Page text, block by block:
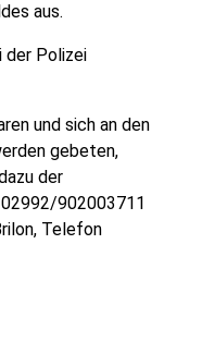
aus.
der Polizei
und sich an den
gebeten,
der
902003711
Telefon